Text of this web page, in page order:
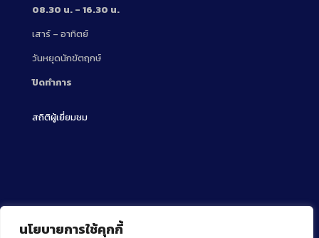
นโยบายการใช้คุกกี้
08.30 น. – 16.30 น.
เสาร์ – อาทิตย์
วันหยุดนักขัตฤกษ์
ปิดทำการ
สถิติผู้เยี่ยมชม